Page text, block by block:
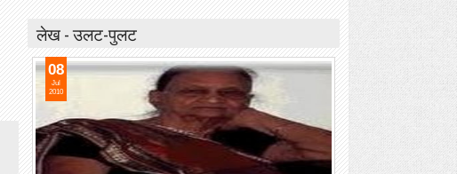
लेख - उलट-पुलट
08
Jul
2010